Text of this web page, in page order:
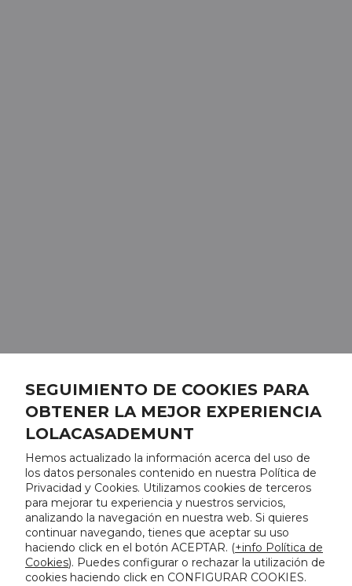
SEGUIMIENTO DE COOKIES PARA
OBTENER LA MEJOR EXPERIENCIA
LOLACASADEMUNT
Hemos actualizado la información acerca del uso de
los datos personales contenido en nuestra Política de
Privacidad y Cookies. Utilizamos cookies de terceros
para mejorar tu experiencia y nuestros servicios,
analizando la navegación en nuestra web. Si quieres
continuar navegando, tienes que aceptar su uso
haciendo click en el botón ACEPTAR. (+info Política de
Cookies). Puedes configurar o rechazar la utilización de
cookies haciendo click en CONFIGURAR COOKIES.